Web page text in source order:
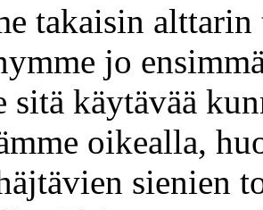
takaisin alttarin
jo
sitä käytävää
oikealla,
sienien